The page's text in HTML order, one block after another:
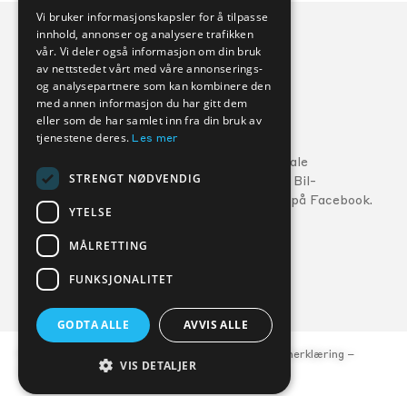
Veihjelp:
MG: 22 22 27 15
Volvo: 800 30 060
Følg din lokale
Kverneland Bil-
forhandler på Facebook.
FORHANDLERE
Personvernerklæring –
Vi bruker informasjonskapsler for å tilpasse
innhold, annonser og analysere trafikken
vår. Vi deler også informasjon om din bruk
av nettstedet vårt med våre annonserings-
og analysepartnere som kan kombinere den
med annen informasjon du har gitt dem
eller som de har samlet inn fra din bruk av
tjenestene deres.Les mer
STRENGT NØDVENDIG
YTELSE
MÅLRETTING
FUNKSJONALITET
GODTA ALLE AVVIS ALLE
VIS DETALJER